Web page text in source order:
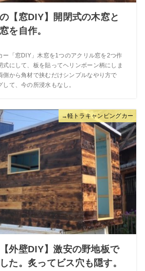
【窓DIY】開閉式の木窓と
を自作。
ー「窓DIY」木窓を1つのアクリル窓を2つ作
式にして、板を貼ってヘリンボーン柄にしま
側から角材で挟むだけシンプルなやり方で
て、今の所浸水もなし。
→軽トラキャンピングカー
外壁DIY】激安の野地板で
た。炙ってビス穴も隠す。